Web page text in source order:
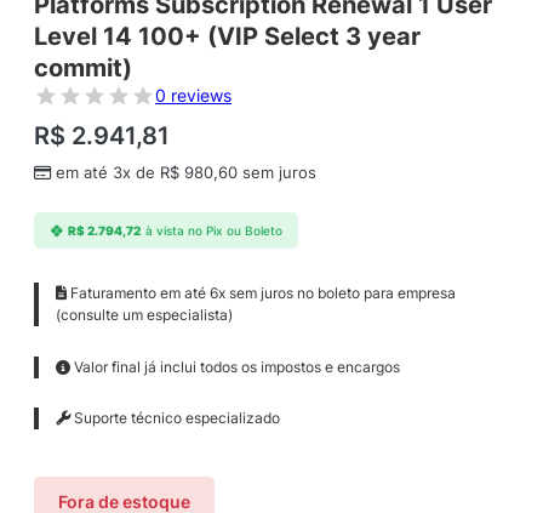
Level 14 100+ (VIP Select 3 year
commit)
0 reviews
R$ 2.941,81
em até 3x de R$ 980,60 sem juros
R$2.794,72 à vista no Pix ou Boleto
Faturamento em até 6x sem juros no boleto para empresa
(consulte um especialista)
Valor final já inclui todos os impostos e encargos
Suporte técnico especializado
Fora de estoque